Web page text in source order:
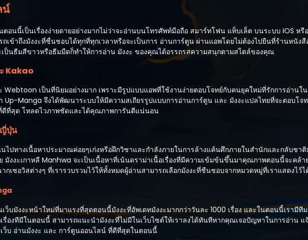
น์
ตอนนี้เป็นเรื่องง่ายดายอย่างมากไม่ว่าจะอ่านบนโทรศัพท์มือถือ สมาร์ทโฟน แท็บเล็ต บนระบบ IOS ห
เข้าถึงมังงะที่ชื่นชอบได้ทุกที่ทุกเวลาหรือจะเป็นการ อ่านการ์ตูน ผ่านแอพโดยไม่ต้องไปยืนที่ร้านหนัง
ป็นธีมสีขาวหรือธีมมืดก็ทำให้การอ่าน มังงะ ของคุณได้อรรถรสความสนุกตามสไตล์ของคุณ
Kakao
Webtoon เป็นที่นิยมอย่างมาก เพราะมีรูปแบบแอพที่ใช้งานง่ายตอบโจทย์กับคนยุคใหม่ที่รักการอ่า
า Up-Manga จึงได้พัฒนาระบบให้มีความสเถียรรูปแบบการอ่านการ์ตูน และ มังงะแปลไทยที่จะตอบโ
ที่ดีที่สุด โหลดไวภาพชัดและได้คุณภาพการันตีแน่นอน
ญี่ปุ่น
ไปทางเนื้อหาประมาณค่อยๆเก่งหรือฝึกวิชาและกำลังภายในการล้างแค้นศึกภายในสำนักและกลับช
มังงะเกาหลี Manhwa จะเป็นเนื้อหาที่เน้นดราม่าเนื้อเรื่องที่มีความเข้มข้นขึ้นมาคุณภาพตอนนี้จะคล้
เซอวิสต่างๆ ที่เรารวบรวมไว้ให้ทั้งหมดผู้อ่านสามารถเลือกมังงะที่ชืนชอบจากหมวดหมู่ที่เราแสดงไว้ไ
เว็บมังงะหน้าใหม่ที่มาแรงที่สุดตอนนี้มังงะที่อัพเดทมังงะมากกว่าวันละ 1000 เรื่อง และในตอนนี้เรา
รื่องทีมีในตอนนี้ สามารถแนะนำมังงะที่ไม่มีในเว็บไซต์ให้เราลงได้ทันทีหากคุณเจอปัญหาในการอ่า
เว็บ อ่านมังงะ และ การ์ตูนออนไลน์ ที่ดีที่สุดในตอนนี้